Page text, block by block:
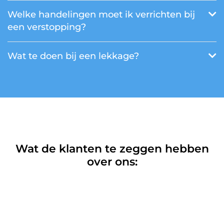
Welke handelingen moet ik verrichten bij
een verstopping?
Wat te doen bij een lekkage?
Wat de klanten te zeggen hebben
over ons: